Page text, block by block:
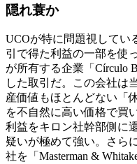
隠れ蓑か
UCOが特に問題視してい
引で得た利益の一部を使
が所有する企業「Círculo
した取引だ。この会社は
産価値もほとんどない「
を不自然に高い価格で買
利益をキロン社幹部側に
疑いが極めて強い。さら
社を「Masterman &